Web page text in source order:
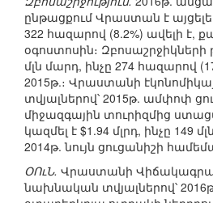
ընթացքում Վրաստան է
322 հազարով (8.2%) ավելի է,
օգոստոսին։ Զբոսաշրջիկների
մլն մարդ, ինչը 274 հազարով
2015թ.։ Վրաստանի
տվյալներով՝ 2015թ. ամփոփ
միջազգային տուրիզմից
կազմել է $1.94 մլրդ, ինչը 149
2014թ. նույն ցուցանիշի
ՕՈւՆ. Վրաստանի
նախնական տվյալներով՝